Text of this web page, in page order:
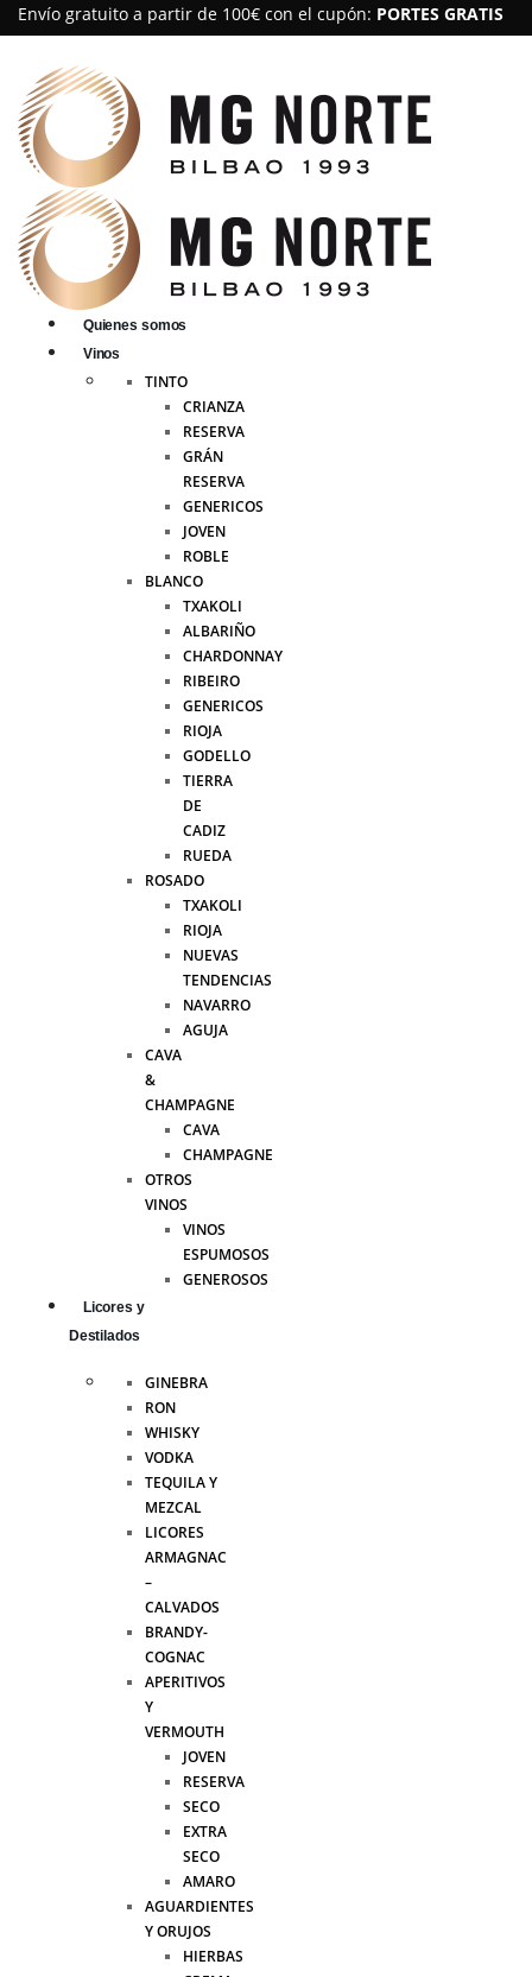
Envío gratuito a partir de 100€ con el cupón: PORTES GRATIS
Quienes somos
Vinos
TINTO
CRIANZA
RESERVA
GRÁN
RESERVA
GENERICOS
JOVEN
ROBLE
BLANCO
TXAKOLI
ALBARIÑO
CHARDONNAY
RIBEIRO
GENERICOS
RIOJA
GODELLO
TIERRA
DE
CADIZ
RUEDA
ROSADO
TXAKOLI
RIOJA
NUEVAS
TENDENCIAS
NAVARRO
AGUJA
CAVA
&
CHAMPAGNE
CAVA
CHAMPAGNE
OTROS
VINOS
VINOS
ESPUMOSOS
GENEROSOS
Licores y
Destilados
GINEBRA
RON
WHISKY
VODKA
TEQUILA Y
MEZCAL
LICORES
ARMAGNAC
–
CALVADOS
BRANDY-
COGNAC
APERITIVOS
Y
VERMOUTH
JOVEN
RESERVA
SECO
EXTRA
SECO
AMARO
AGUARDIENTES
Y ORUJOS
HIERBAS